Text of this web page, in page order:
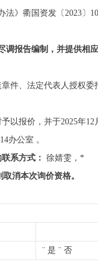
法》衢国资发〔2023〕
调报告编制，并提供相
件、法定代表人授权
以报价，并于2025年
办公室 。
系方式： 徐婧雯，*
消本次询价资格。
¨ 是 ¨ 否